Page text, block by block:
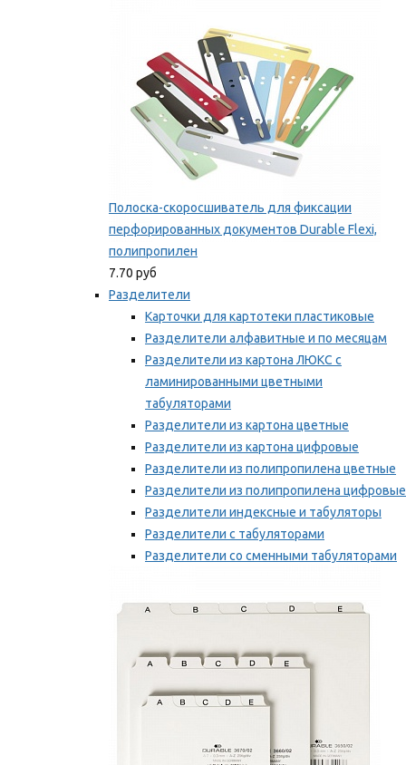
Полоска-скоросшиватель для фиксации
перфорированных документов Durable Flexi,
полипропилен
7.70 руб
Разделители
Карточки для картотеки пластиковые
Разделители алфавитные и по месяцам
Разделители из картона ЛЮКС с
ламинированными цветными
табуляторами
Разделители из картона цветные
Разделители из картона цифровые
Разделители из полипропилена цветные
Разделители из полипропилена цифровые
Разделители индексные и табуляторы
Разделители с табуляторами
Разделители со сменными табуляторами